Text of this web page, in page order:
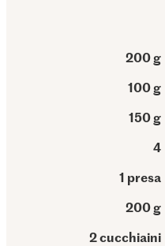
200 g
100 g
150 g
4
1 presa
200 g
2 cucchiaini